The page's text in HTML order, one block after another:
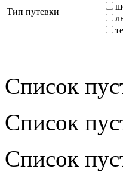
Тип путевки
Список
Список
Список